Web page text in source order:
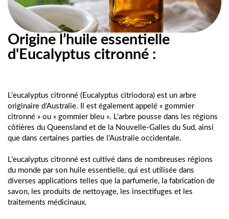
Origine l’huile essentielle
d'Eucalyptus citronné :
L’eucalyptus citronné (Eucalyptus citriodora) est un arbre
originaire d’Australie. Il est également appelé « gommier
citronné » ou « gommier bleu ». L’arbre pousse dans les régions
côtières du Queensland et de la Nouvelle-Galles du Sud, ainsi
que dans certaines parties de l’Australie occidentale.
L’eucalyptus citronné est cultivé dans de nombreuses régions
du monde par son huile essentielle, qui est utilisée dans
diverses applications telles que la parfumerie, la fabrication de
savon, les produits de nettoyage, les insectifuges et les
traitements médicinaux.